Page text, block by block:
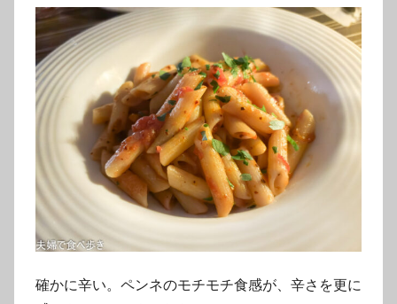
確かに辛い。ペンネのモチモチ食感が、辛さを更に